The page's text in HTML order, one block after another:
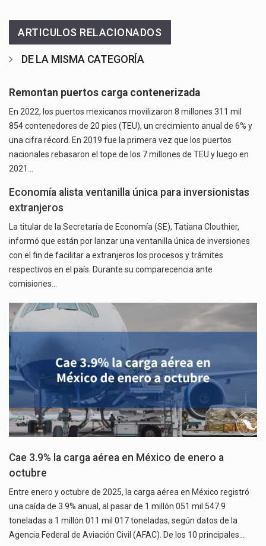
ARTICULOS RELACIONADOS
DE LA MISMA CATEGORÍA
Remontan puertos carga contenerizada
En 2022, los puertos mexicanos movilizaron 8 millones 311 mil
854 contenedores de 20 pies (TEU), un crecimiento anual de 6% y
una cifra récord. En 2019 fue la primera vez que los puertos
nacionales rebasaron el tope de los 7 millones de TEU y luego en
2021…
Economía alista ventanilla única para inversionistas
extranjeros
La titular de la Secretaría de Economía (SE), Tatiana Clouthier,
informó que están por lanzar una ventanilla única de inversiones
con el fin de facilitar a extranjeros los procesos y trámites
respectivos en el país. Durante su comparecencia ante
comisiones…
Cae 3.9% la carga aérea en México de enero a
octubre
Entre enero y octubre de 2025, la carga aérea en México registró
una caída de 3.9% anual, al pasar de 1 millón 051 mil 547.9
toneladas a 1 millón 011 mil 017 toneladas, según datos de la
Agencia Federal de Aviación Civil (AFAC). De los 10 principales…